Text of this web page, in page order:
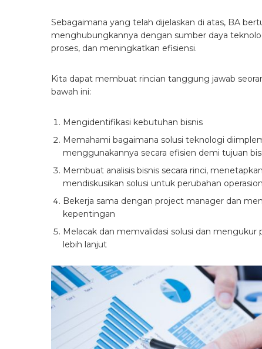
Sebagaimana yang telah dijelaskan di atas, BA
menghubungkannya dengan sumber daya
proses, dan meningkatkan efisiensi.
Kita dapat membuat rincian tanggung jawab
bawah ini:
Mengidentifikasi kebutuhan bisnis
Memahami bagaimana solusi teknologi
menggunakannya secara efisien demi tujuan
Membuat analisis bisnis secara rinci,
mendiskusikan solusi untuk perubahan
Bekerja sama dengan project manager dan
kepentingan
Melacak dan memvalidasi solusi dan
lebih lanjut